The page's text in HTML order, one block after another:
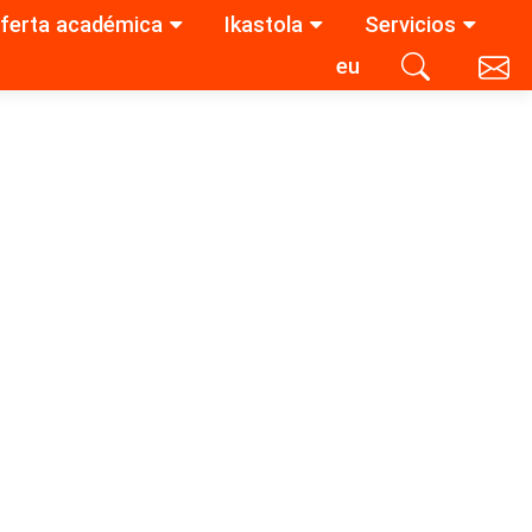
académica Ikastola
Servicios
eu
Buscar
Contacta con nosotros